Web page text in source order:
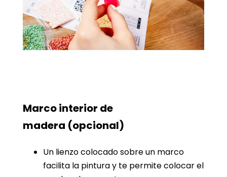
Marco interior de
madera (opcional)
Un lienzo colocado sobre un marco
facilita la pintura y te permite colocar el